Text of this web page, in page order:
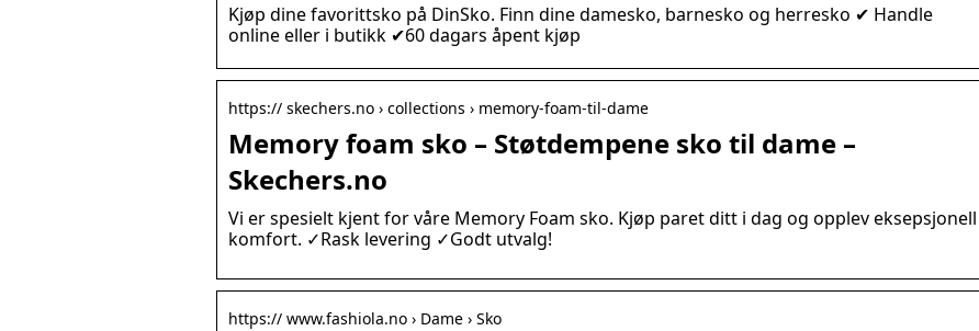
Kjøp dine favorittsko på DinSko. Finn dine damesko, barnesko og herresko ✔ Handle
online eller i butikk ✔60 dagars åpent kjøp
https:// skechers.no › collections › memory-foam-til-dame
Memory foam sko – Støtdempene sko til dame –
Skechers.no
Vi er spesielt kjent for våre Memory Foam sko. Kjøp paret ditt i dag og opplev eksepsjonell
komfort. ✓Rask levering ✓Godt utvalg!
https:// www.fashiola.no › Dame › Sko